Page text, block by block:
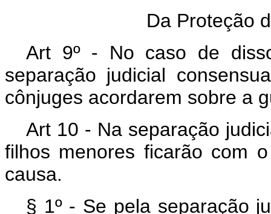
Da Proteção
Art 9º - No caso de
separação judicial
cônjuges acordarem sobre a
Art 10 - Na separação
filhos menores ficarão com
causa.
§ 1º - Se pela separação